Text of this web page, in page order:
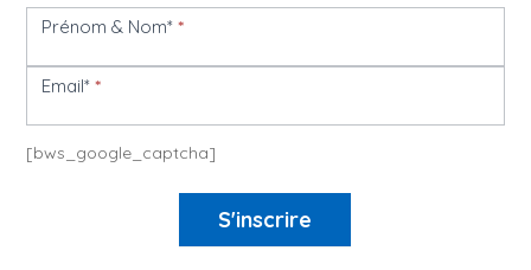
Newsletter
Prénom & Nom**
Email**
[bws_google_captcha]
S'inscrire